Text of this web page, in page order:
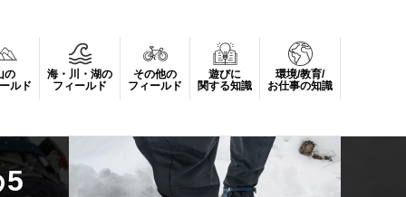
の
ルド
海・川・湖の
フィールド
その他の
フィールド
遊びに
関する知識
環境/教育/
お仕事の知識
5